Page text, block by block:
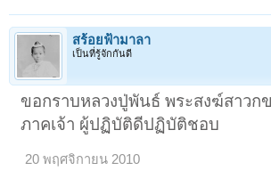
สร้อยฟ้ามาลา
เป็นที่รู้จักกันดี
ขอกราบหลวงปู่พันธ์ พระสงฆ์สาวก
ภาคเจ้า ผู้ปฏิบัติดีปฏิบัติชอบ
20 พฤศจิกายน 2010